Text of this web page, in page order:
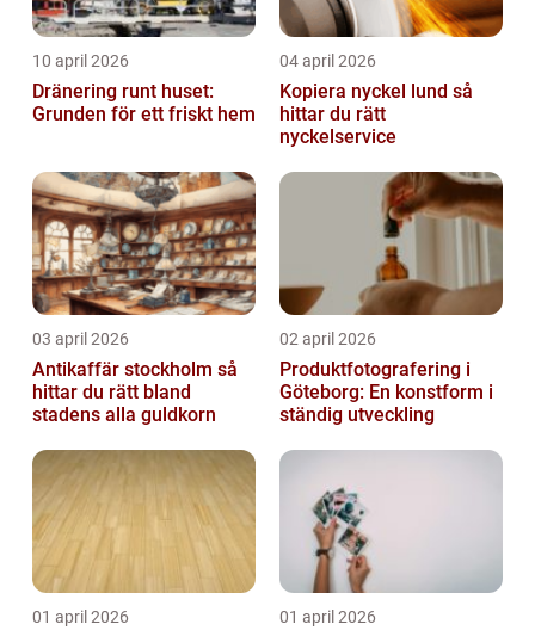
10 april 2026
Dränering runt huset:
Grunden för ett friskt hem
04 april 2026
Kopiera nyckel lund så
hittar du rätt
nyckelservice
03 april 2026
Antikaffär stockholm så
hittar du rätt bland
stadens alla guldkorn
02 april 2026
Produktfotografering i
Göteborg: En konstform i
ständig utveckling
01 april 2026 01 april 2026